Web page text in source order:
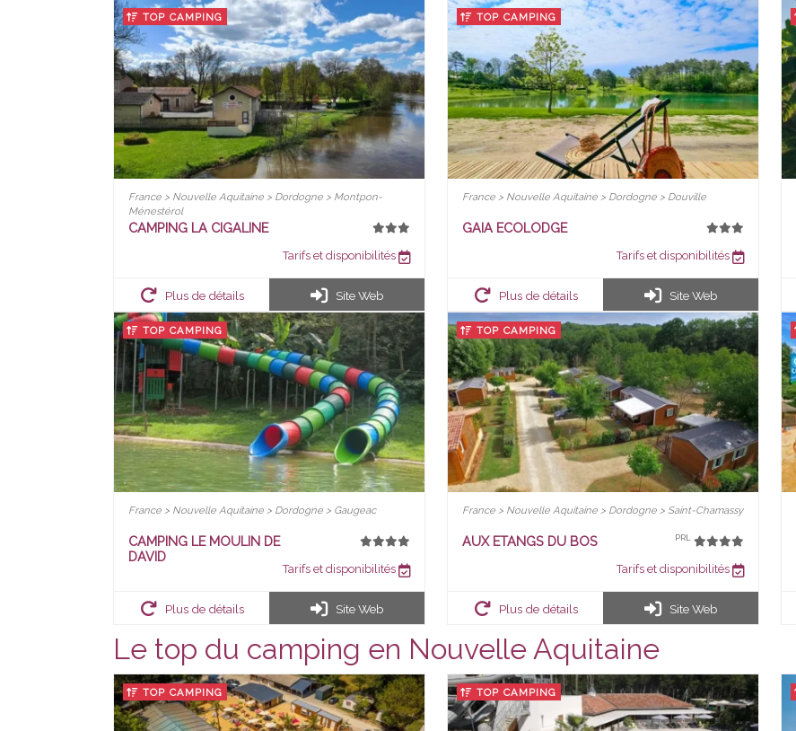
TOP CAMPING
France > Nouvelle Aquitaine > Dordogne > Montpon-
Ménestérol
CAMPING LA CIGALINE
Tarifs et disponibilités
Plus de détails Site Web
TOP CAMPING
France > Nouvelle Aquitaine > Dordogne > Douville
GAIA ECOLODGE
Tarifs et disponibilités
Plus de détails Site Web
TOP CAMPING
France > Nouvelle Aquitaine > Dordogne > Gaugeac
CAMPING LE MOULIN DE
DAVID
Tarifs et disponibilités
Plus de détails Site Web
TOP CAMPING
France > Nouvelle Aquitaine > Dordogne > Saint-Chamassy
AUX ETANGS DU BOS PRL
Tarifs et disponibilités
Plus de détails Site Web
Le top du camping en Nouvelle Aquitaine
TOP CAMPING TOP CAMPING